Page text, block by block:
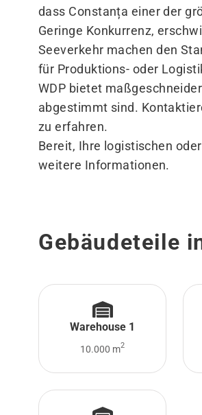
dass Constanța einer der
Geringe Konkurrenz,
Seeverkehr machen den
für Produktions- oder
WDP bietet
abgestimmt sind.
zu erfahren.
Bereit, Ihre logistischen
weitere Informationen.
Gebäudeteile
Warehouse 1
10.000 m2